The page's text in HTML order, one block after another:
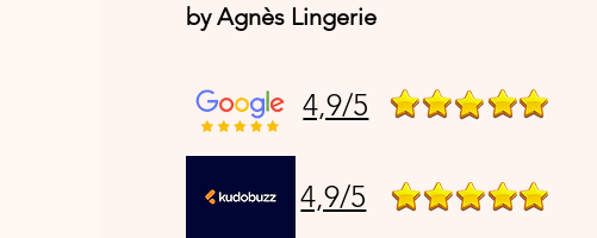
by Agnès Lingerie
4,9/5
4,9/5